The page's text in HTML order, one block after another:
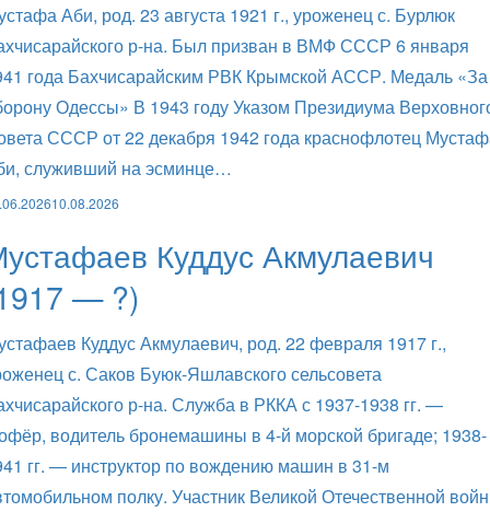
Аби, род. 23 августа 1921 г., уроженец с. Бурлюк
р-на. Был призван в ВМФ СССР 6 января
года Бахчисарайским РВК Крымской АССР. Медаль «За
Одессы» В 1943 году Указом Президиума
СССР от 22 декабря 1942 года краснофлотец
служивший на эсминце…
10.08.2026
Куддус Акмулаевич
— ?)
Куддус Акмулаевич, род. 22 февраля 1917 г.,
с. Саков Буюк-Яшлавского сельсовета
р-на. Служба в РККА с 1937-1938 гг. —
водитель бронемашины в 4-й морской бригаде; 1938-
гг. — инструктор по вождению машин в 31-м
полку. Участник Великой Отечественной